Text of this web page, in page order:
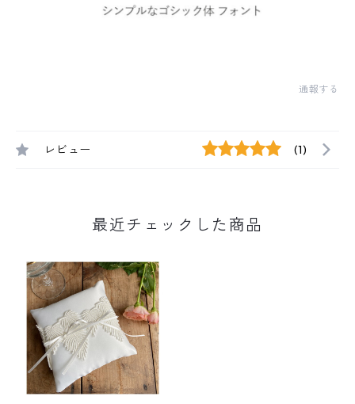
通報する
レビュー (1)
最近チェックした商品